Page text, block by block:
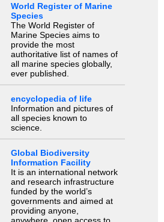
World Register of Marine
Species
The World Register of
Marine Species aims to
provide the most
authoritative list of names of
all marine species globally,
ever published.
encyclopedia of life
Information and pictures of
all species known to
science.
Global Biodiversity
Information Facility
It is an international network
and research infrastructure
funded by the world’s
governments and aimed at
providing anyone,